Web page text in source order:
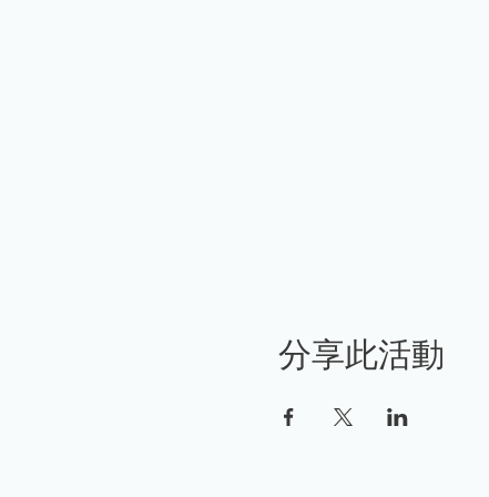
分享此活動